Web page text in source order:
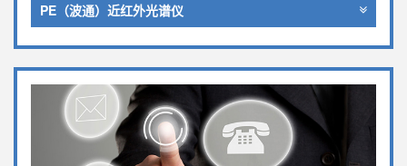
PE（波通）近红外光谱仪